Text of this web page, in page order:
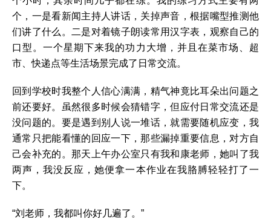
个，一是看新闻主持人讲话，关掉声音，根据嘴型推测他
们讲了什么。二是对着镜子朗读常用汉字表，观察自己的
口型。一个星期下来我的功力大增，并且在菜市场、超
市、快递点等生活场景完成了日常交流。
回到学校时我整个人信心满满，精气神竟比耳朵出问题之
前还要好。虽然很多时候会猜错字，但应付日常交流还是
没问题的。要是遇到别人说一堆话，就需要随机应变，我
通常只把能看懂的回应一下，那些漏掉重要信息，对方自
己会补充的。那天上午办公室只有我和康老师，她叫了我
两声，我没反应，她便拿一本作业在我胳膊轻轻打了一
下。
“刘老师，我都叫你好几遍了。”